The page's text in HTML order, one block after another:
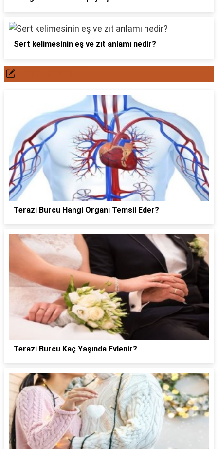
Sert kelimesinin eş ve zıt anlamı nedir?
Terazi Burcu Hangi Organı Temsil Eder?
Terazi Burcu Kaç Yaşında Evlenir?